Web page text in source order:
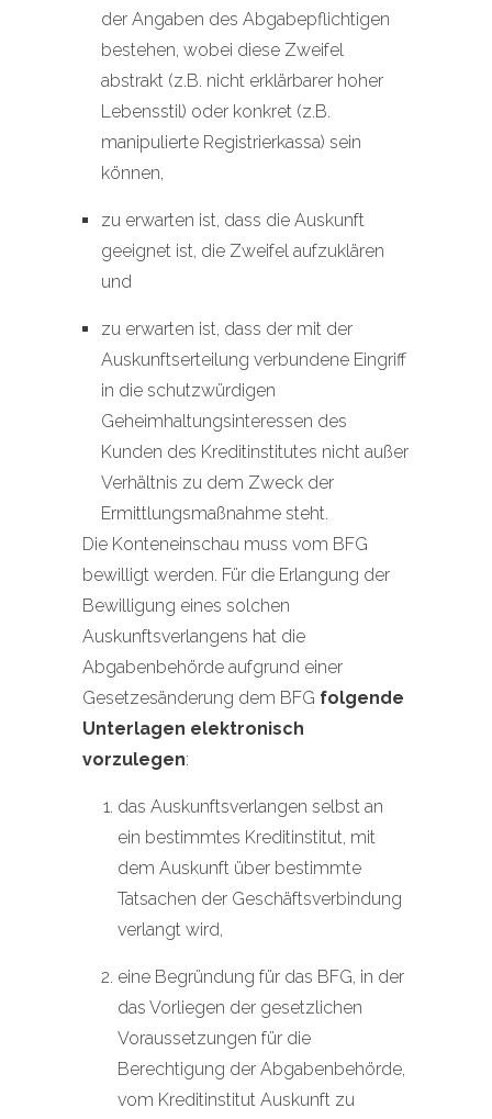
der Angaben des Abgabepflichtigen
bestehen, wobei diese Zweifel
abstrakt (z.B. nicht erklärbarer hoher
Lebensstil) oder konkret (z.B.
manipulierte Registrierkassa) sein
können,
zu erwarten ist, dass die Auskunft
geeignet ist, die Zweifel aufzuklären
und
zu erwarten ist, dass der mit der
Auskunftserteilung verbundene Eingriff
in die schutzwürdigen
Geheimhaltungsinteressen des
Kunden des Kreditinstitutes nicht außer
Verhältnis zu dem Zweck der
Ermittlungsmaßnahme steht.
Die Konteneinschau muss vom BFG
bewilligt werden. Für die Erlangung der
Bewilligung eines solchen
Auskunftsverlangens hat die
Abgabenbehörde aufgrund einer
Gesetzesänderung dem BFG folgende
Unterlagen elektronisch
vorzulegen:
das Auskunftsverlangen selbst an
ein bestimmtes Kreditinstitut, mit
dem Auskunft über bestimmte
Tatsachen der Geschäftsverbindung
verlangt wird,
eine Begründung für das BFG, in der
das Vorliegen der gesetzlichen
Voraussetzungen für die
Berechtigung der Abgabenbehörde,
vom Kreditinstitut Auskunft zu